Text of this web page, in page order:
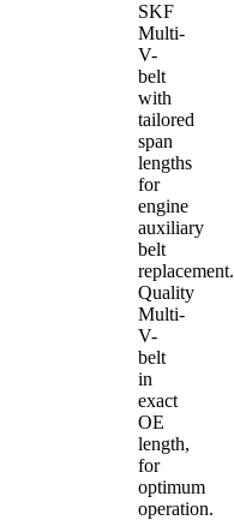
SKF
Multi-
V-
belt
with
tailored
span
lengths
for
engine
auxiliary
belt
replacement.
Quality
Multi-
V-
belt
in
exact
OE
length,
for
optimum
operation.